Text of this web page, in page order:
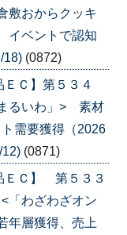
おからクッキ
イベントで認知
18) (0872)
ＥＣ】第５３４
るいわ」> 素材
需要獲得（2026
(0871)
ＥＣ】 第５３３
わざわざオン
年層獲得、売上